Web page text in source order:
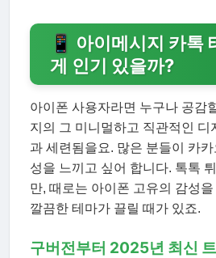
📱 아이메시지 카톡
게 인기 있을까?
아이폰 사용자라면 누구나 공감
지의 그 미니멀하고 직관적인 디
과 세련됨을요. 많은 분들이 카
성을 느끼고 싶어 합니다. 톡톡
만, 때로는 아이폰 고유의 감성
깔끔한 테마가 끌릴 때가 있죠.
구버전부터 2025년 최신